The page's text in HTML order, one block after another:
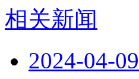
相关新闻
2024-04-09